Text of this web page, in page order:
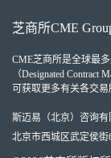
芝商所CME
CME芝商所是全球最
（Designated Contract
可获取更多有关各交易
斯迈易（北京）咨询有
北京市西城区武定侯街